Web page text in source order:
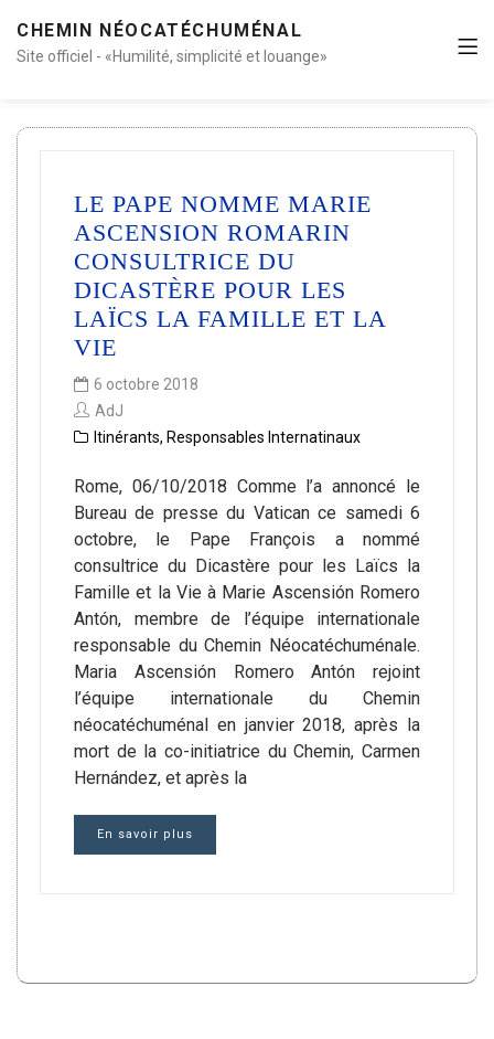
CHEMIN NÉOCATÉCHUMÉNAL
Site officiel - «Humilité, simplicité et louange»
LE PAPE NOMME MARIE
ASCENSION ROMARIN
CONSULTRICE DU
DICASTÈRE POUR LES
LAÏCS LA FAMILLE ET LA
VIE
6 octobre 2018
AdJ
Itinérants, Responsables Internatinaux
Rome, 06/10/2018 Comme l’a annoncé le
Bureau de presse du Vatican ce samedi 6
octobre, le Pape François a nommé
consultrice du Dicastère pour les Laïcs la
Famille et la Vie à Marie Ascensión Romero
Antón, membre de l’équipe internationale
responsable du Chemin Néocatéchuménale.
Maria Ascensión Romero Antón rejoint
l’équipe internationale du Chemin
néocatéchuménal en janvier 2018, après la
mort de la co-initiatrice du Chemin, Carmen
Hernández, et après la
En savoir plus